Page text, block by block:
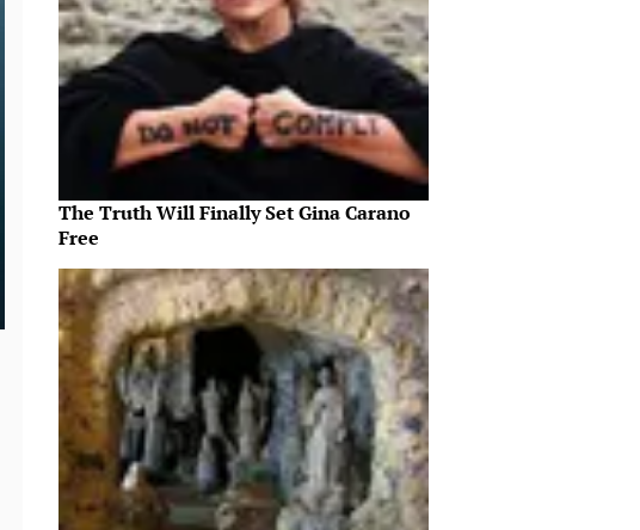
The Truth Will Finally Set Gina Carano
Free